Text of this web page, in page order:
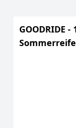
GOODRIDE -